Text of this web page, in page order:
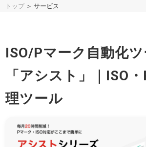
トップ ＞ サービス
ISO/Pマーク自動化
「アシスト」｜ISO
理ツール